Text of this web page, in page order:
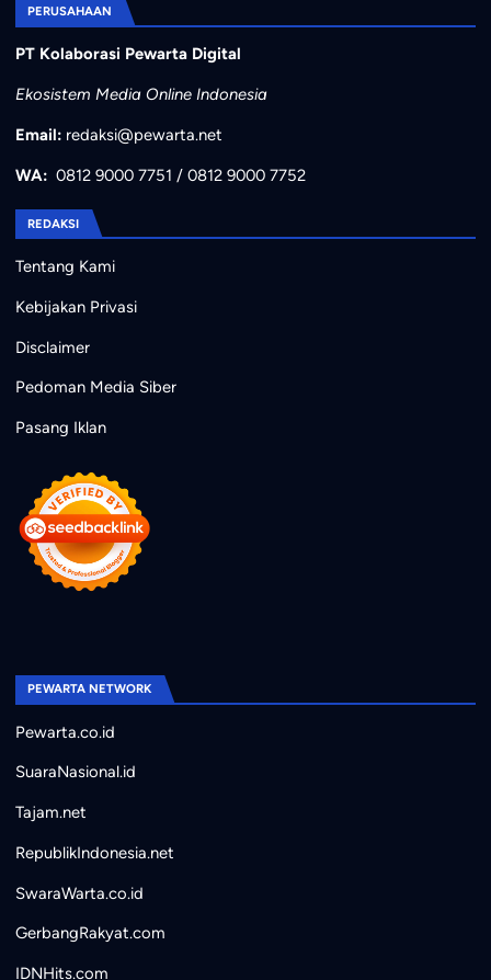
PERUSAHAAN
PT Kolaborasi Pewarta Digital
Ekosistem Media Online Indonesia
Email: redaksi@pewarta.net
WA: 0812 9000 7751 / 0812 9000 7752
REDAKSI
Tentang Kami
Kebijakan Privasi
Disclaimer
Pedoman Media Siber
Pasang Iklan
PEWARTA NETWORK
Pewarta.co.id
SuaraNasional.id
Tajam.net
RepublikIndonesia.net
SwaraWarta.co.id
GerbangRakyat.com
IDNHits.com